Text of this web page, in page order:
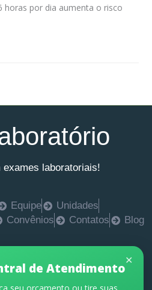
horas por dia aumenta o risco
exames laboratoriais!
Equipe
Unidades
Convênios Contatos Blog
✕
de Atendimento